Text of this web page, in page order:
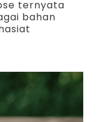
ternyata
bahan